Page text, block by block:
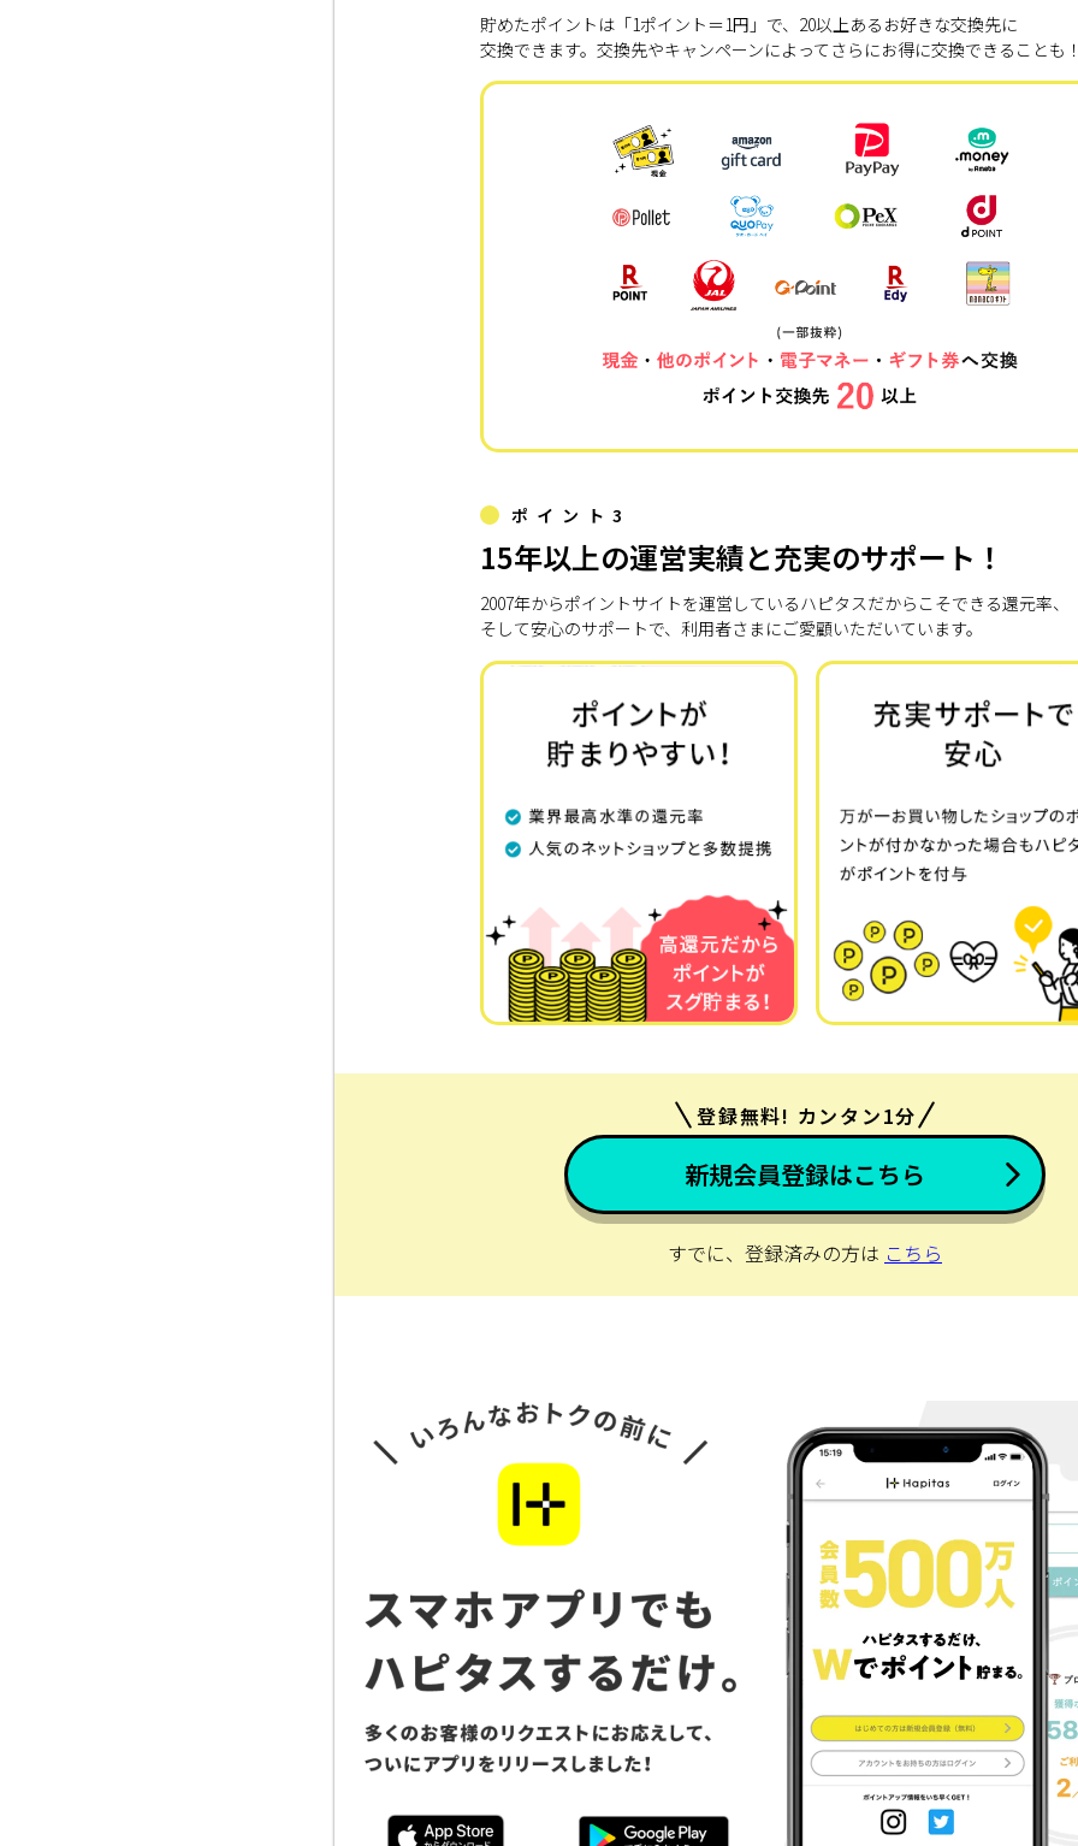
貯めたポイントは「1ポイント＝1円」で、20以上あるお好きな交換先に
交換できます。交換先やキャンペーンによってさらにお得に交換できることも
ポイント3
15年以上の運営実績と充実のサポート！
2007年からポイントサイトを運営しているハピタスだからこそできる還元率、
そして安心のサポートで、利用者さまにご愛顧いただいています。
登録無料! カンタン1分
新規会員登録はこちら
すでに、登録済みの方は こちら